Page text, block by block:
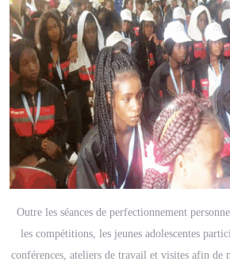
Outre les séances de perfectionnement
les compétitions, les jeunes adolescentes
conférences, ateliers de travail et visites afin de